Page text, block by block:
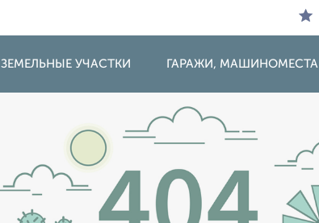
ЗЕМЕЛЬНЫЕ УЧАСТКИ ГАРАЖИ, МАШИНОМЕСТА